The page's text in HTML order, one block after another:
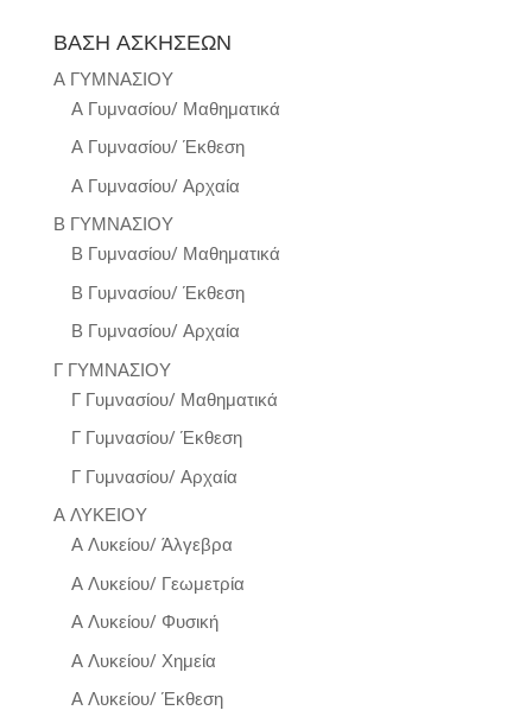
ΒΑΣΗ ΑΣΚΗΣΕΩΝ
Α ΓΥΜΝΑΣΙΟΥ
Α Γυμνασίου/ Μαθηματικά
Α Γυμνασίου/ Έκθεση
Α Γυμνασίου/ Αρχαία
Β ΓΥΜΝΑΣΙΟΥ
Β Γυμνασίου/ Μαθηματικά
Β Γυμνασίου/ Έκθεση
Β Γυμνασίου/ Αρχαία
Γ ΓΥΜΝΑΣΙΟΥ
Γ Γυμνασίου/ Μαθηματικά
Γ Γυμνασίου/ Έκθεση
Γ Γυμνασίου/ Αρχαία
Α ΛΥΚΕΙΟΥ
Α Λυκείου/ Άλγεβρα
Α Λυκείου/ Γεωμετρία
Α Λυκείου/ Φυσική
Α Λυκείου/ Χημεία
Α Λυκείου/ Έκθεση